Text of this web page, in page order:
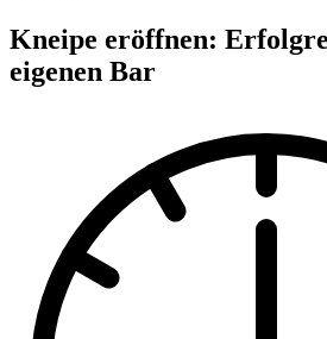
Kneipe eröffnen:
eigenen Bar